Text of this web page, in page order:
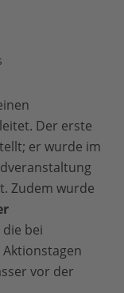
Der erste
er wurde im
Zudem wurde
bei
vor der